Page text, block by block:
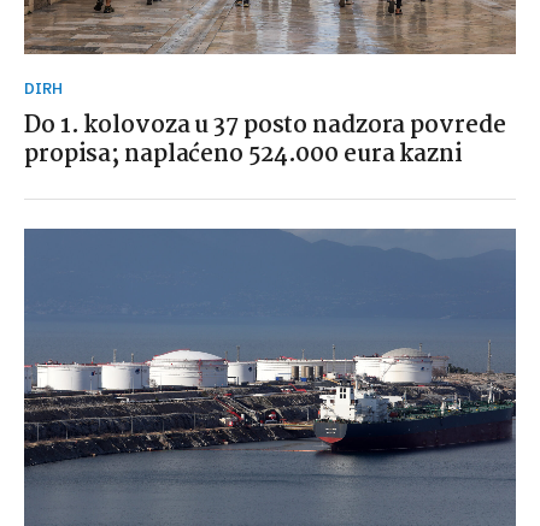
DIRH
Do 1. kolovoza u 37 posto nadzora povrede
propisa; naplaćeno 524.000 eura kazni